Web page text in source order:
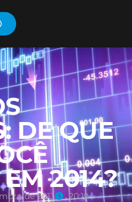
DE QUE
2014?
de 2013 20:19